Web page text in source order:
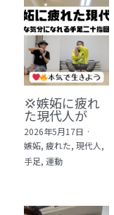
💢嫉妬に疲れ
た現代人が
2026年5月17日 ·
嫉妬, 疲れた, 現代人,
手足, 運動